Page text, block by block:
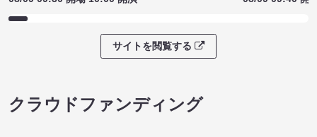
サイトを閲覧する
クラウドファンディング